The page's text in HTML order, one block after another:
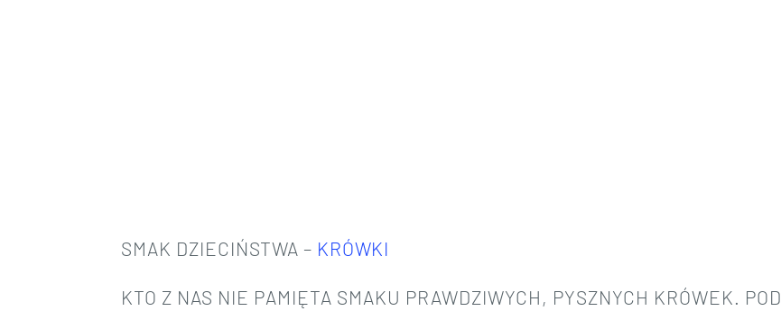
SMAK DZIECIŃSTWA – KRÓWKI
KTO Z NAS NIE PAMIĘTA SMAKU PRAWDZIWYCH, PYSZNYCH KRÓWEK.